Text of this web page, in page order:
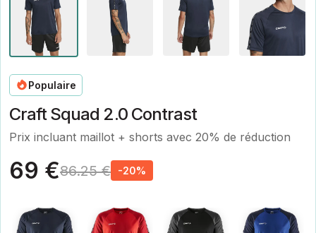
Populaire
Craft Squad 2.0 Contrast
Prix incluant maillot + shorts avec 20% de réduction
69 €86.25 € -20%